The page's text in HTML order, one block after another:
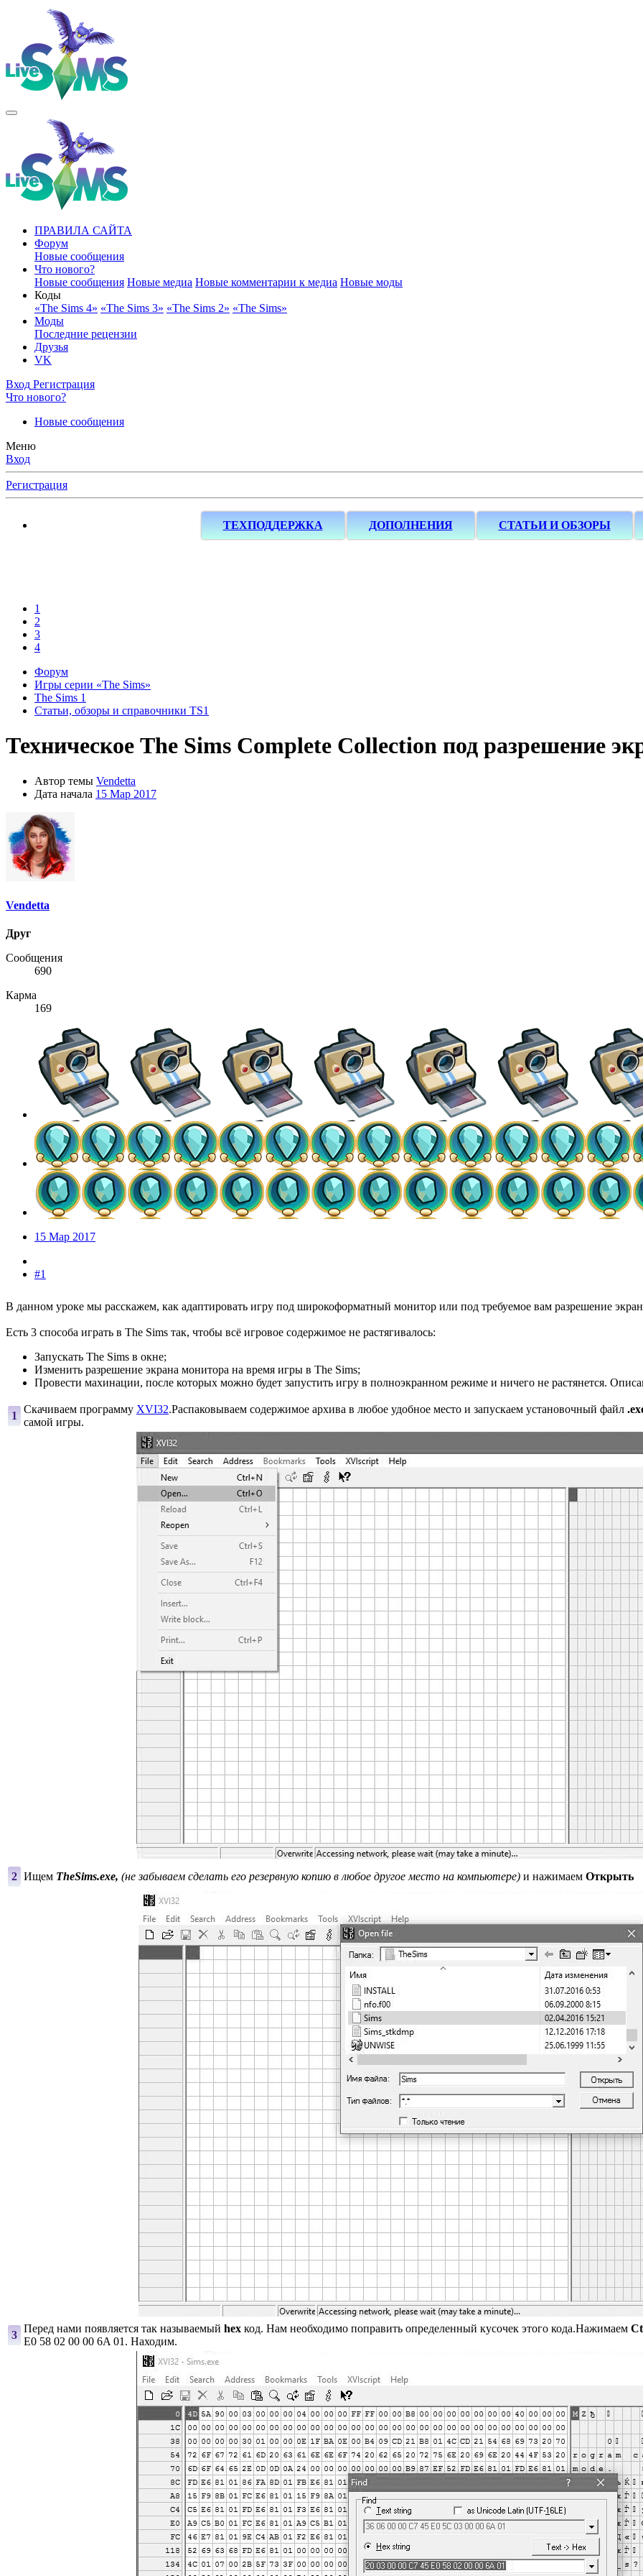
ПРАВИЛА САЙТА
Форум
Новые сообщения
Что нового?
Новые сообщения Новые медиа Новые комментарии к медиа Новые моды
Коды
«The Sims 4» «The Sims 3» «The Sims 2» «The Sims»
Моды
Последние рецензии
Друзья
VK
Вход Регистрация
Что нового?
Новые сообщения
Меню
Вход
Регистрация
ТЕХПОДДЕРЖКА ДОПОЛНЕНИЯ СТАТЬИ И ОБЗОРЫ
1
2
3
4
Форум
Игры серии «The Sims»
The Sims 1
Статьи, обзоры и справочники TS1
Техническое The Sims Complete Collection под разрешение
Автор темы Vendetta
Дата начала 15 Мар 2017
Vendetta
Друг
Сообщения
690
Карма
169
15 Мар 2017
#1
В данном уроке мы расскажем, как адаптировать игру под широкоформатный монитор или под требуемое вам разрешение
Есть 3 способа играть в The Sims так, чтобы всё игровое содержимое не растягивалось:
Запускать The Sims в окне;
Изменить разрешение экрана монитора на время игры в The Sims;
Провести махинации, после которых можно будет запустить игру в полноэкранном режиме и ничего не растянется.
1
Скачиваем программу XVI32.Распаковываем содержимое архива в любое удобное место и запускаем установочный файл
самой игры.
2 Ищем TheSims.exe, (не забываем сделать его резервную копию в любое другое место на компьютере) и нажимаем Открыть
3
Перед нами появляется так называемый hex код. Нам необходимо поправить определенный кусочек этого кода.Нажимаем
E0 58 02 00 00 6A 01. Находим.